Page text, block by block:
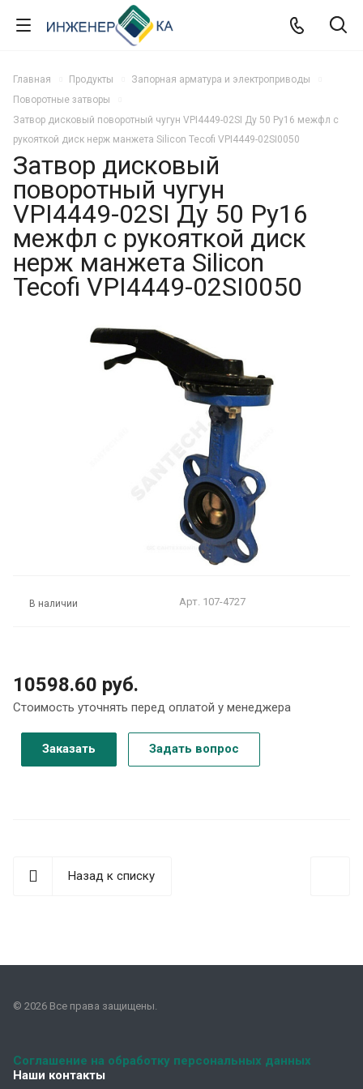
Главная Продукты
Запорная арматура и электроприводы
Поворотные затворы
Затвор дисковый поворотный чугун VPI4449-02SI Ду 50 Ру16 межфл с
рукояткой диск нерж манжета Silicon Tecofi VPI4449-02SI0050
Затвор дисковый
поворотный чугун
VPI4449-02SI Ду 50 Ру16
межфл с рукояткой диск
нерж манжета Silicon
Tecofi VPI4449-02SI0050
В наличии Арт. 107-4727
10598.60 руб.
Стоимость уточнять перед оплатой у менеджера
Заказать Задать вопрос
Назад к списку
© 2026 Все права защищены.
Соглашение на обработку персональных данных
Наши контакты